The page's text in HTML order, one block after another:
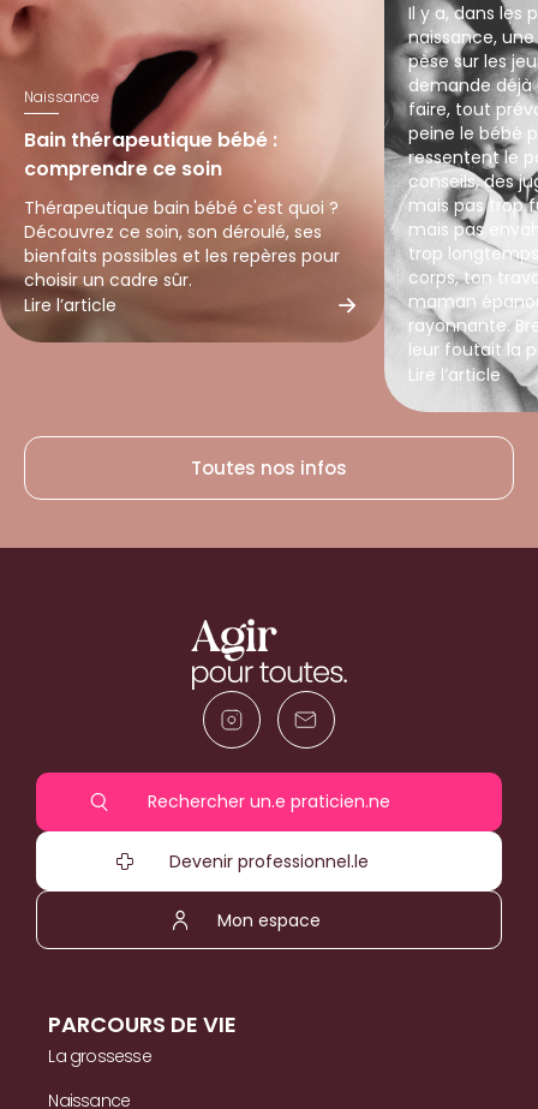
Naissance
Bain thérapeutique bébé :
comprendre ce soin
Thérapeutique bain bébé c'est quoi ?
Découvrez ce soin, son déroulé, ses
bienfaits possibles et les repères pour
choisir un cadre sûr.
Lire l’article
Il y a, dans les
naissance,
pèse sur les
demande déjà
faire, tout
peine le bébé
ressentent le
conseils, des
mais pas trop
mais pas
trop
corps, ton
maman
rayonnante. Bref…
leur foutait la
Lire l’article
Toutes nos infos
Rechercher un.e praticien.ne
Devenir professionnel.le
Mon espace
PARCOURS DE VIE
La grossesse
Naissance